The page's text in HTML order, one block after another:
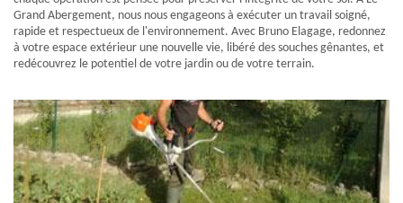
Grand Abergement, nous nous engageons à exécuter un travail soigné,
rapide et respectueux de l'environnement. Avec Bruno Elagage, redonnez
à votre espace extérieur une nouvelle vie, libéré des souches gênantes, et
redécouvrez le potentiel de votre jardin ou de votre terrain.